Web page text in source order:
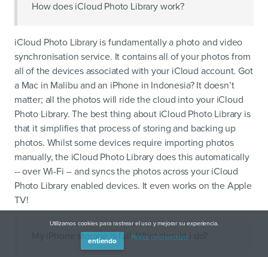
How does iCloud Photo Library work?
iCloud Photo Library is fundamentally a photo and video
synchronisation service. It contains all of your photos from
all of the devices associated with your iCloud account. Got
a Mac in Malibu and an iPhone in Indonesia? It doesn’t
matter; all the photos will ride the cloud into your iCloud
Photo Library. The best thing about iCloud Photo Library is
that it simplifies that process of storing and backing up
photos. Whilst some devices require importing photos
manually, the iCloud Photo Library does this automatically
-- over Wi-Fi -- and syncs the photos across your iCloud
Photo Library enabled devices. It even works on the Apple
TV!
My iPhone storage is full. What should I do?
Utilizamos cookies para rastrear el uso y mejorar su experiencia.
entiendo Política de privacidad